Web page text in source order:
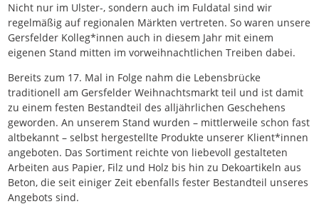
Nicht nur im Ulster-, sondern auch im Fuldatal sind wir
regelmäßig auf regionalen Märkten vertreten. So waren unsere
Gersfelder Kolleg*innen auch in diesem Jahr mit einem
eigenen Stand mitten im vorweihnachtlichen Treiben dabei.
Bereits zum 17. Mal in Folge nahm die Lebensbrücke
traditionell am Gersfelder Weihnachtsmarkt teil und ist damit
zu einem festen Bestandteil des alljährlichen Geschehens
geworden. An unserem Stand wurden – mittlerweile schon fast
altbekannt – selbst hergestellte Produkte unserer Klient*innen
angeboten. Das Sortiment reichte von liebevoll gestalteten
Arbeiten aus Papier, Filz und Holz bis hin zu Dekoartikeln aus
Beton, die seit einiger Zeit ebenfalls fester Bestandteil unseres
Angebots sind.